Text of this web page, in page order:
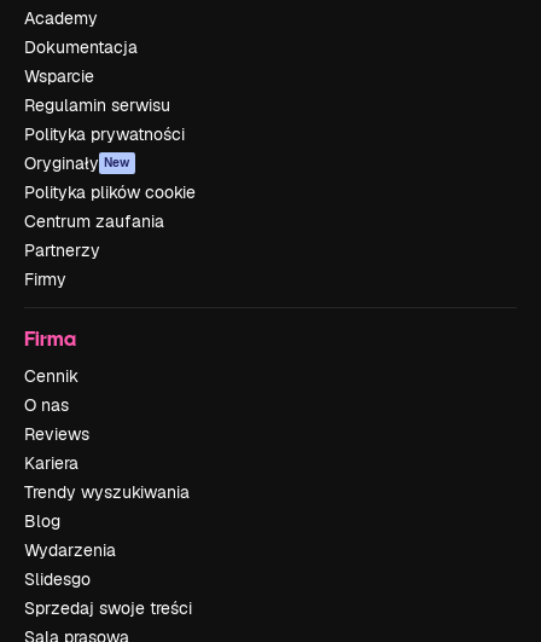
Academy
Dokumentacja
Wsparcie
Regulamin serwisu
Polityka prywatności
Oryginały New
Polityka plików cookie
Centrum zaufania
Partnerzy
Firmy
Firma
Cennik
O nas
Reviews
Kariera
Trendy wyszukiwania
Blog
Wydarzenia
Slidesgo
Sprzedaj swoje treści
Sala prasowa